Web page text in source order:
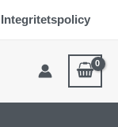
Integritetspolicy